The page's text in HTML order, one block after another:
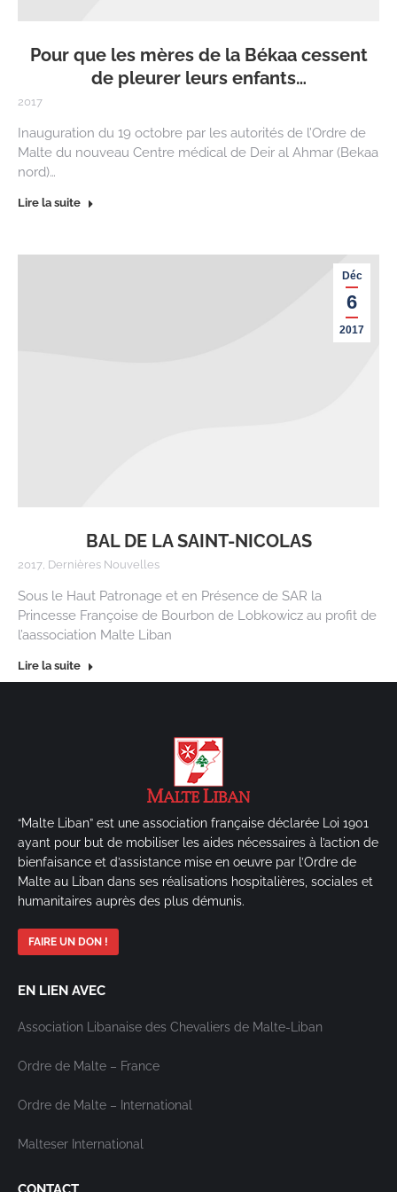
Pour que les mères de la Békaa cessent
de pleurer leurs enfants…
2017
Inauguration du 19 octobre par les autorités de l’Ordre de
Malte du nouveau Centre médical de Deir al Ahmar (Bekaa
nord)…
Lire la suite
Déc
6
2017
BAL DE LA SAINT-NICOLAS
2017, Dernières Nouvelles
Sous le Haut Patronage et en Présence de SAR la
Princesse Françoise de Bourbon de Lobkowicz au profit de
l’aassociation Malte Liban
Lire la suite
“Malte Liban” est une association française déclarée Loi 1901
ayant pour but de mobiliser les aides nécessaires à l’action de
bienfaisance et d’assistance mise en oeuvre par l’Ordre de
Malte au Liban dans ses réalisations hospitalières, sociales et
humanitaires auprès des plus démunis.
FAIRE UN DON !
EN LIEN AVEC
Association Libanaise des Chevaliers de Malte-Liban
Ordre de Malte – France
Ordre de Malte – International
Malteser International